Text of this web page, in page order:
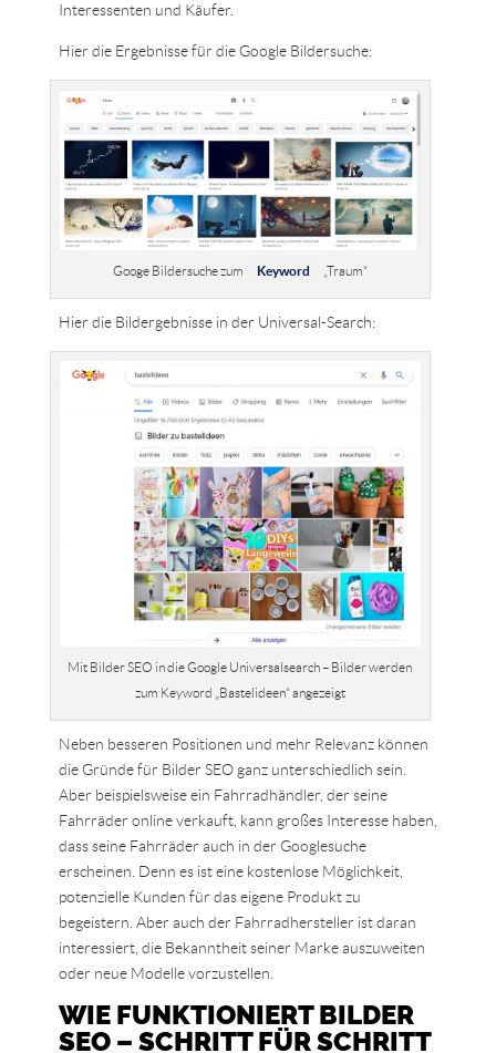
Interessenten und Käufer.
Hier die Ergebnisse für die Google Bildersuche:
Googe Bildersuche zum Keyword „Traum“
Hier die Bildergebnisse in der Universal-Search:
Mit Bilder SEO in die Google Universalsearch – Bilder werden
zum Keyword „Bastelideen“ angezeigt
Neben besseren Positionen und mehr Relevanz können
die Gründe für Bilder SEO ganz unterschiedlich sein.
Aber beispielsweise ein Fahrradhändler, der seine
Fahrräder online verkauft, kann großes Interesse haben,
dass seine Fahrräder auch in der Googlesuche
erscheinen. Denn es ist eine kostenlose Möglichkeit,
potenzielle Kunden für das eigene Produkt zu
begeistern. Aber auch der Fahrradhersteller ist daran
interessiert, die Bekanntheit seiner Marke auszuweiten
oder neue Modelle vorzustellen.
WIE FUNKTIONIERT BILDER
SEO – SCHRITT FÜR SCHRITT